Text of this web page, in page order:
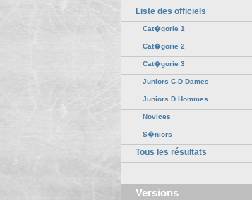
Liste des officiels
Cat�gorie 1
Cat�gorie 2
Cat�gorie 3
Juniors C-D Dames
Juniors D Hommes
Novices
S�niors
Tous les résultats
Versions